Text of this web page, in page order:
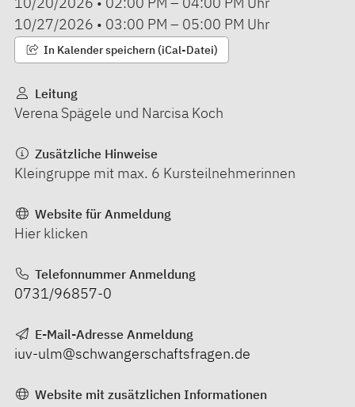
10/27/2026 • 03:00 PM – 05:00 PM Uhr
In Kalender speichern (iCal-Datei)
Leitung
Verena Spägele und Narcisa Koch
Zusätzliche Hinweise
Kleingruppe mit max. 6 Kursteilnehmerinnen
Website für Anmeldung
Hier klicken
Telefonnummer Anmeldung
0731/96857-0
E-Mail-Adresse Anmeldung
iuv-ulm@schwangerschaftsfragen.de
Website mit zusätzlichen Informationen